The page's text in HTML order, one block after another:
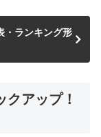
・ランキング形
アップ！